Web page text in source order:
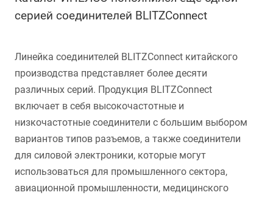
серией соединителей BLITZConnect
Линейка соединителей BLITZConnect китайского
производства представляет более десяти
различных серий. Продукция BLITZConnect
включает в себя высокочастотные и
низкочастотные соединители с большим выбором
вариантов типов разъемов, а также соединители
для силовой электроники, которые могут
использоваться для промышленного сектора,
авиационной промышленности, медицинского